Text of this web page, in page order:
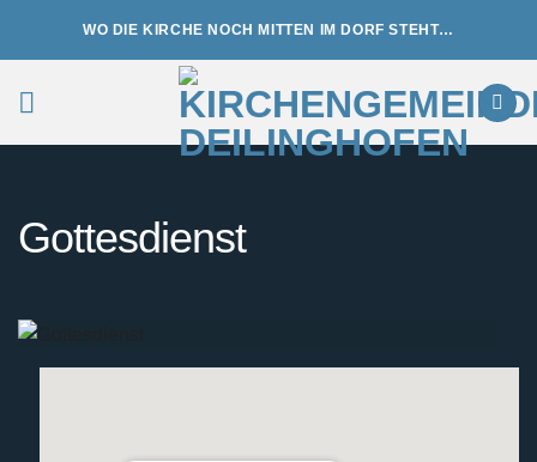
WO DIE KIRCHE NOCH MITTEN IM DORF STEHT…
Gottesdienst